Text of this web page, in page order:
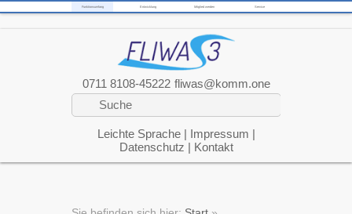
0711 8108-45222 fliwas@komm.one
Leichte Sprache| Impressum |
Datenschutz | Kontakt
Funktionsumfang Entwicklung Mitglied werden Service